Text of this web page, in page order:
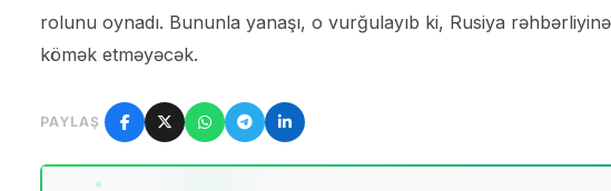
rolunu oynadı. Bununla yanaşı, o vurğulayıb ki, Rusiya
kömək etməyəcək.
PAYLAŞ